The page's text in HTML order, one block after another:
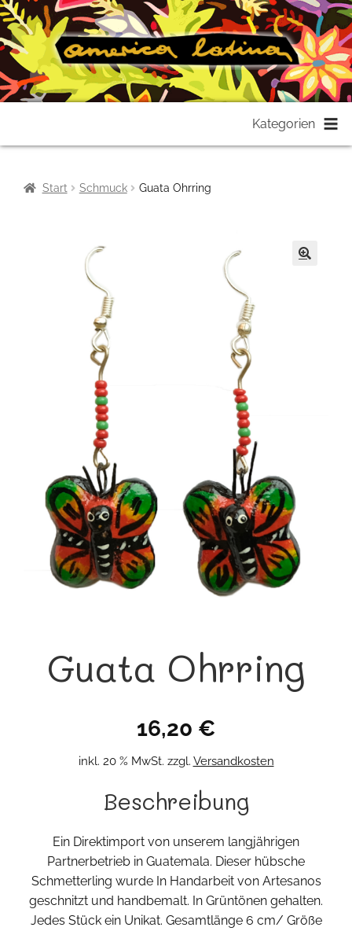
springen
springen
Kategorien
Start Schmuck Guata Ohrring
Guata Ohrring
16,20 €
inkl. 20 % MwSt. zzgl. Versandkosten
Beschreibung
Ein Direktimport von unserem langjährigen
Partnerbetrieb in Guatemala. Dieser hübsche
Schmetterling wurde In Handarbeit von Artesanos
geschnitzt und handbemalt. In Grüntönen gehalten.
Jedes Stück ein Unikat. Gesamtlänge 6 cm/ Größe